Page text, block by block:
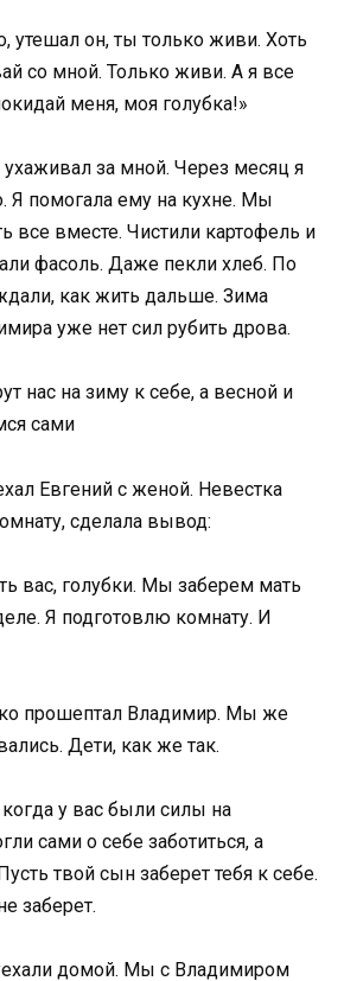
утешал он, ты только живи. Хоть
со мной. Только живи. А я все
меня, моя голубка!»
за мной. Через месяц я
Я помогала ему на кухне. Мы
все вместе. Чистили картофель и
фасоль. Даже пекли хлеб. По
как жить дальше. Зима
уже нет сил рубить дрова.
нас на зиму к себе, а весной и
сами
Евгений с женой. Невестка
сделала вывод:
вас, голубки. Мы заберем мать
Я подготовлю комнату. И
прошептал Владимир. Мы же
Дети, как же так.
у вас были силы на
сами о себе заботиться, а
твой сын заберет тебя к себе.
заберет.
домой. Мы с Владимиром